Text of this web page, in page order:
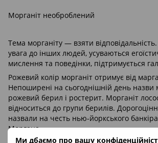
Ми дбаємо про вашу
Морганіт необроблений
Тема морганіту — взяти
увага до інших людей, усуваються
мислення та поведінки, підтримується
Рожевий колір морганіт отримує від
Непоширені на сьогоднішній день назви
рожевий берил і ростерит. Морганіт
відноситься до групи берилів.
назвали на честь нью-йоркського
Моргана.